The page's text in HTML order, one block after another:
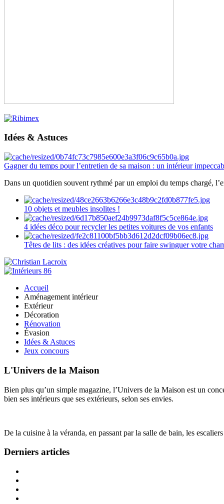
Idées & Astuces
Gagner du temps pour l’entretien de sa maison : un intérieur
Dans un quotidien souvent rythmé par un emploi du temps chargé,
10 objets et meubles insolites !
4 idées déco pour recycler les petites voitures de vos enfants
Têtes de lits : des idées créatives pour faire swinguer votre
Accueil
Aménagement intérieur
Extérieur
Décoration
Rénovation
Évasion
Idées & Astuces
Jeux concours
L'Univers de la Maison
Bien plus qu’un simple magazine, l’Univers de la Maison est un
bien ses intérieurs que ses extérieurs, selon ses envies.
De la cuisine à la véranda, en passant par la salle de bain, les
Derniers articles